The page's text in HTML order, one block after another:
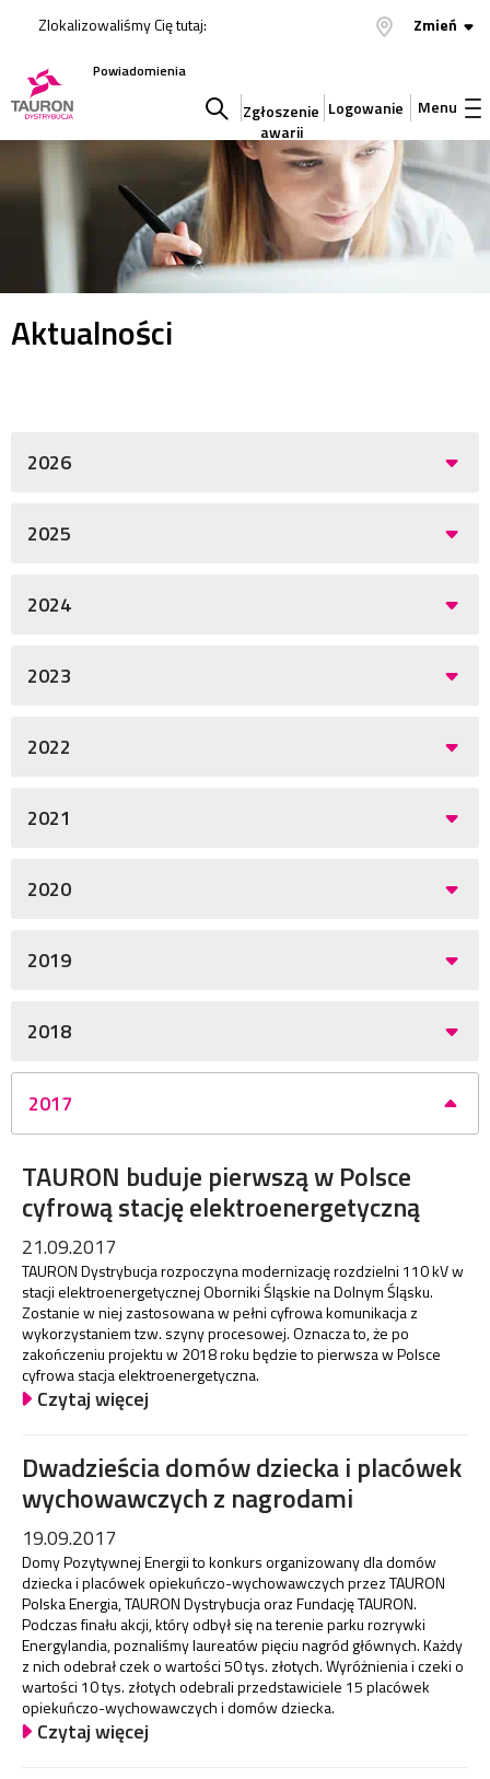
Zlokalizowaliśmy Cię tutaj: Zmień
Powiadomienia
Szukaj
w
serwisie
Zgłoszenie
awarii
Logowanie Menu
Aktualności
2026
2025
2024
2023
2022
2021
2020
2019
2018
2017
TAURON buduje pierwszą w Polsce
cyfrową stację elektroenergetyczną
21.09.2017
TAURON Dystrybucja rozpoczyna modernizację rozdzielni 110 kV w
stacji elektroenergetycznej Oborniki Śląskie na Dolnym Śląsku.
Zostanie w niej zastosowana w pełni cyfrowa komunikacja z
wykorzystaniem tzw. szyny procesowej. Oznacza to, że po
zakończeniu projektu w 2018 roku będzie to pierwsza w Polsce
cyfrowa stacja elektroenergetyczna.
Czytaj więcej
Dwadzieścia domów dziecka i placówek
wychowawczych z nagrodami
19.09.2017
Domy Pozytywnej Energii to konkurs organizowany dla domów
dziecka i placówek opiekuńczo-wychowawczych przez TAURON
Polska Energia, TAURON Dystrybucja oraz Fundację TAURON.
Podczas finału akcji, który odbył się na terenie parku rozrywki
Energylandia, poznaliśmy laureatów pięciu nagród głównych. Każdy
z nich odebrał czek o wartości 50 tys. złotych. Wyróżnienia i czeki o
wartości 10 tys. złotych odebrali przedstawiciele 15 placówek
opiekuńczo-wychowawczych i domów dziecka.
Czytaj więcej